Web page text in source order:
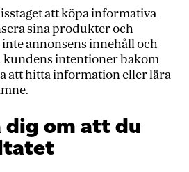
att köpa informativa
sina produkter och
annonsens innehåll och
kundens intentioner bakom
att hitta information eller lära
dig om att du